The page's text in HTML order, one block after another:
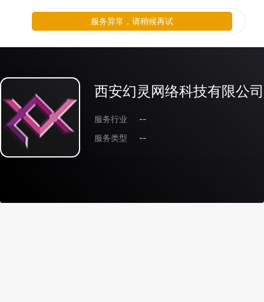
西安幻灵网络科技有限公司
服务行业
--
服务类型
--
服务异常，请稍候再试